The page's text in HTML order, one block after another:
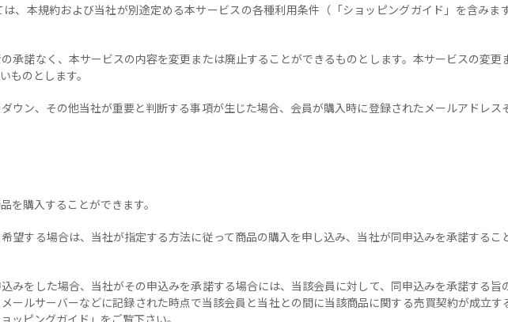
、本規約および当社が別途定める本サービスの各種利用条件（「ショッピングガイド」を含みま
承諾なく、本サービスの内容を変更または廃止することができるものとします。本サービスの変更
ものとします。
ウン、その他当社が重要と判断する事項が生じた場合、会員が購入時に登録されたメールアドレス
を購入することができます。
望する場合は、当社が指定する方法に従って商品の購入を申し込み、当社が同申込みを承諾するこ
みをした場合、当社がその申込みを承諾する場合には、当該会員に対して、同申込みを承諾する旨
ールサーバーなどに記録された時点で当該会員と当社との間に当該商品に関する売買契約が成立す
ッピングガイド」をご覧下さい。